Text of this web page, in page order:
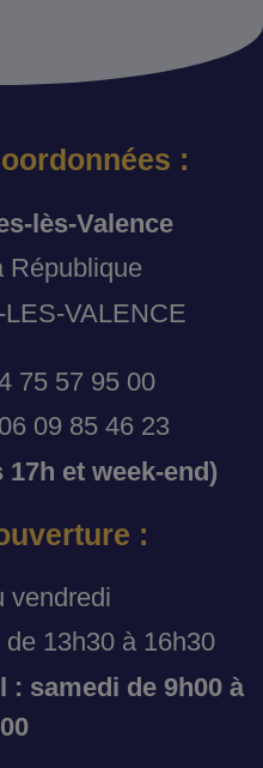
:
lès-Valence
République
VALENCE
75 57 95 00
09 85 46 23
et week-end)
:
vendredi
13h30 à 16h30
: samedi de 9h00 à